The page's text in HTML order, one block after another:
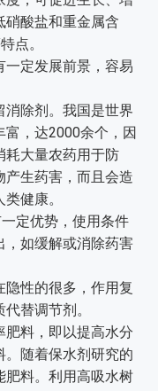
硝酸盐和重金属含
点。
定发展前景，容易
除剂。我国是世界
富，达2000余个，因
耗大量农药用于防
生药害，而且会造
健康。
定优势，使用条件
，如缓解或消除药害
性的很多，作用复
替调节剂。
料，即以提高水分
随着保水剂研究的
肥料。利用高吸水树